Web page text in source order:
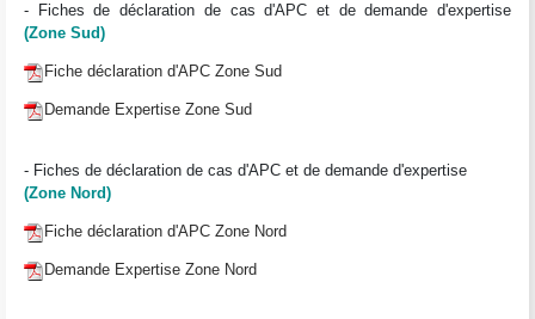
- Fiches de déclaration de cas d'APC et de demande d'expertise
(Zone Sud)
Fiche déclaration d'APC Zone Sud
Demande Expertise Zone Sud
- Fiches de déclaration de cas d'APC et de demande d'expertise
(Zone Nord)
Fiche déclaration d'APC Zone Nord
Demande Expertise Zone Nord